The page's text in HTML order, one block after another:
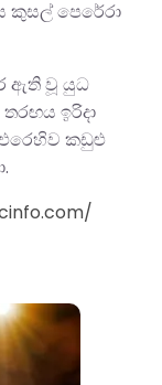
කුසල් පෙරේරා
ඇති වූ යුධ
ඉරිදා
කඩුළු